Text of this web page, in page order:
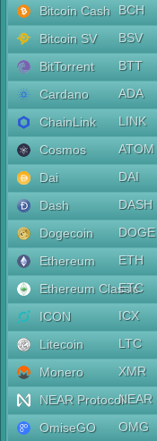
Bitcoin Cash
BCH
Bitcoin SV
BSV
BitTorrent
BTT
Cardano
ADA
ChainLink
LINK
Cosmos
ATOM
Dai
DAI
Dash
DASH
Dogecoin
DOGE
Ethereum
ETH
Ethereum Classic
ETC
ICON
ICX
Litecoin
LTC
Monero
XMR
NEAR ProtocolNEAR
OmiseGO
OMG